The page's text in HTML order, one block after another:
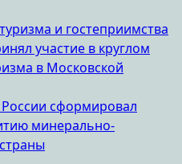
и гостеприимства
участие в круглом
в Московской
сформировал
минерально-